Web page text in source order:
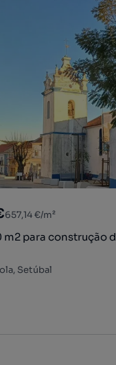
657,14 €/m²
m2 para construção
Setúbal
quadrado